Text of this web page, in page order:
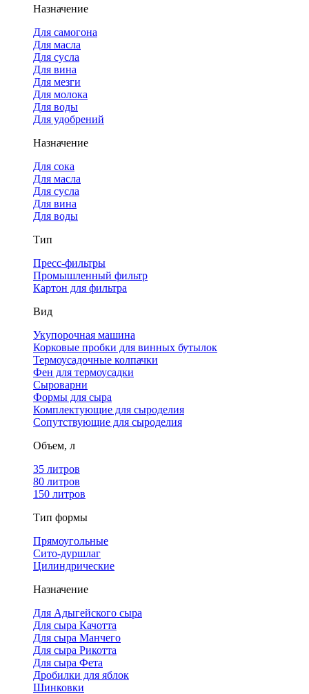
Назначение
Для самогона
Для масла
Для сусла
Для вина
Для мезги
Для молока
Для воды
Для удобрений
Назначение
Для сока
Для масла
Для сусла
Для вина
Для воды
Тип
Пресс-фильтры
Промышленный фильтр
Картон для фильтра
Вид
Укупорочная машина
Корковые пробки для винных бутылок
Термоусадочные колпачки
Фен для термоусадки
Сыроварни
Формы для сыра
Комплектующие для сыроделия
Сопутствующие для сыроделия
Объем, л
35 литров
80 литров
150 литров
Тип формы
Прямоугольные
Сито-дуршлаг
Цилиндрические
Назначение
Для Адыгейского сыра
Для сыра Качотта
Для сыра Манчего
Для сыра Рикотта
Для сыра Фета
Дробилки для яблок
Шинковки